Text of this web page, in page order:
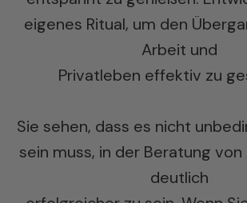
eigenes Ritual, um den
Arbeit und
Privatleben effektiv zu
Sie sehen, dass es nicht
sein muss, in der Beratung
deutlich